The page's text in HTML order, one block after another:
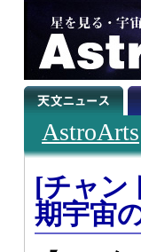
AstroArts
[チャン
期宇宙